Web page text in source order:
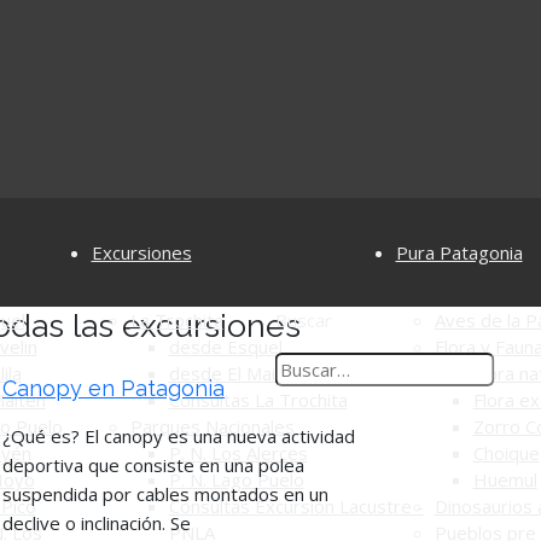
Puelo
Los
Excursiones
La Trochita
desde Esquel
desde El Maitén
Consultas La Trochita
P. N. Los Alerces
P. N. Lago Puelo
Consultas Excursión Lacustre -
PNLA
Pura Patagonia
Flora y
Buscar
las excursiones
Canopy en Patagonia
¿Qué es? El canopy es una nueva actividad
deportiva que consiste en una polea
suspendida por cables montados en un
declive o inclinación. Se